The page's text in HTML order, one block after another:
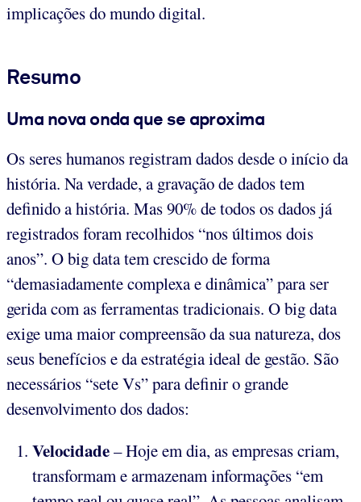
implicações do mundo digital.
Resumo
Uma nova onda que se aproxima
Os seres humanos registram dados desde o início da
história. Na verdade, a gravação de dados tem
definido a história. Mas 90% de todos os dados já
registrados foram recolhidos “nos últimos dois
anos”. O big data tem crescido de forma
“demasiadamente complexa e dinâmica” para ser
gerida com as ferramentas tradicionais. O big data
exige uma maior compreensão da sua natureza, dos
seus benefícios e da estratégia ideal de gestão. São
necessários “sete Vs” para definir o grande
desenvolvimento dos dados:
Velocidade– Hoje em dia, as empresas criam,
transformam e armazenam informações “em